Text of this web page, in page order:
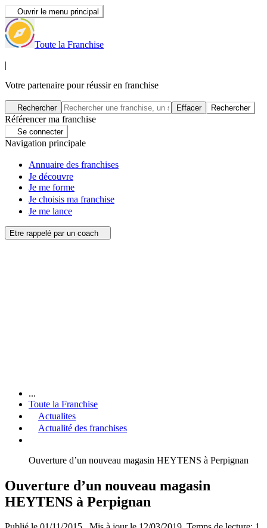
Ouvrir le menu principal
Toute la Franchise
|
Votre partenaire pour réussir en franchise
Rechercher Effacer Rechercher
Référencer ma franchise
Se connecter
Navigation principale
Annuaire des franchises
Je découvre
Je me forme
Je choisis ma franchise
Je me lance
Etre rappelé par un coach
...
Toute la Franchise
Actualites
Actualité des franchises
Ouverture d’un nouveau magasin HEYTENS à Perpignan
Ouverture d’un nouveau magasin
HEYTENS à Perpignan